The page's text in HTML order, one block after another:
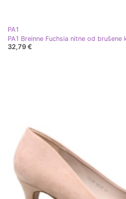
PA1
PA1 Breinne Fuchsia nitne od
32,79 €